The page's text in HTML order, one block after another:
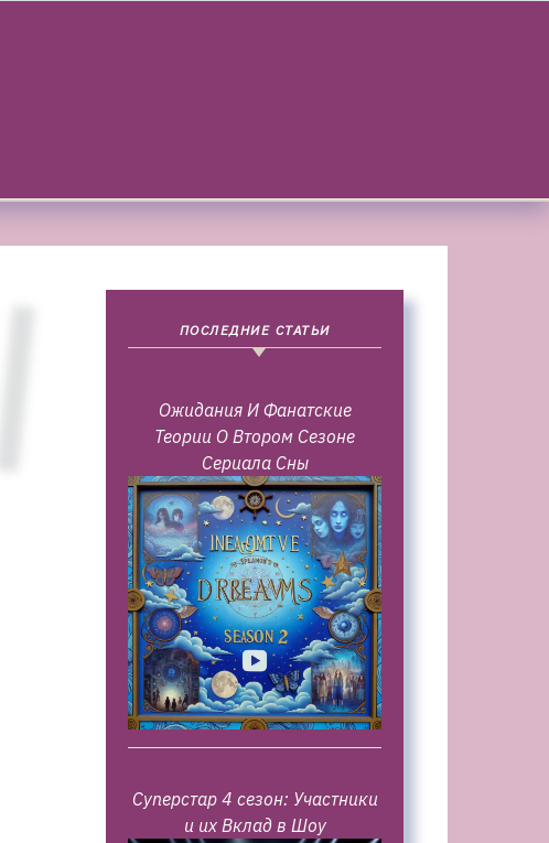
ПОСЛЕДНИЕ СТАТЬИ
Ожидания И Фанатские
Теории О Втором Сезоне
Сериала Сны
Суперстар 4 сезон: Участники
и их Вклад в Шоу